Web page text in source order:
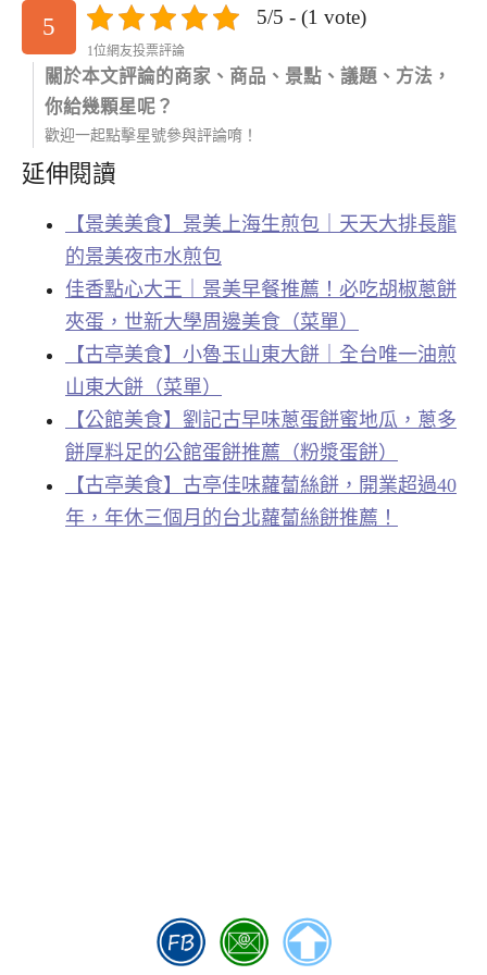
5 5/5 - (1 vote)
1位網友投票評論
關於本文評論的商家、商品、景點、議題、方法，
你給幾顆星呢？
歡迎一起點擊星號參與評論唷！
延伸閱讀
【景美美食】景美上海生煎包｜天天大排長龍
的景美夜市水煎包
佳香點心大王｜景美早餐推薦！必吃胡椒蔥餅
夾蛋，世新大學周邊美食（菜單）
【古亭美食】小魯玉山東大餅｜全台唯一油煎
山東大餅（菜單）
【公館美食】劉記古早味蔥蛋餅蜜地瓜，蔥多
餅厚料足的公館蛋餅推薦（粉漿蛋餅）
【古亭美食】古亭佳味蘿蔔絲餅，開業超過40
年，年休三個月的台北蘿蔔絲餅推薦！